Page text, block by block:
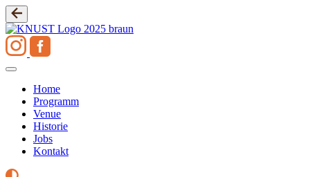
Zum
Inhalt
springen
Home
Programm
Venue
Historie
Jobs
Kontakt